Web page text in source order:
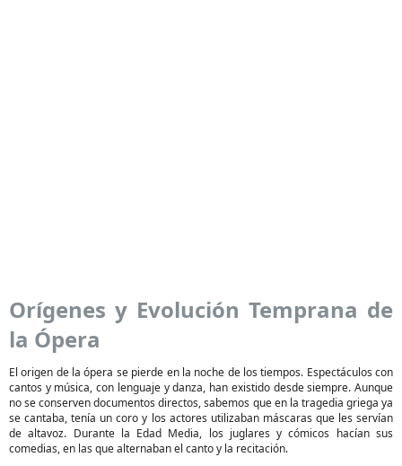
Orígenes y Evolución Temprana de
la Ópera
El origen de la ópera se pierde en la noche de los tiempos. Espectáculos con
cantos y música, con lenguaje y danza, han existido desde siempre. Aunque
no se conserven documentos directos, sabemos que en la tragedia griega ya
se cantaba, tenía un coro y los actores utilizaban máscaras que les servían
de altavoz. Durante la Edad Media, los juglares y cómicos hacían sus
comedias, en las que alternaban el canto y la recitación.